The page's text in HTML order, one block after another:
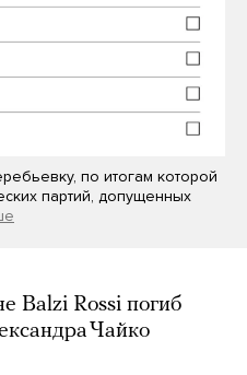
по итогам которой
партий, допущенных
Balzi Rossi погиб
Чайко